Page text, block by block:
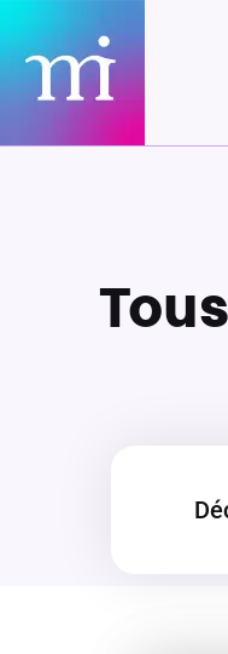
au
contenu